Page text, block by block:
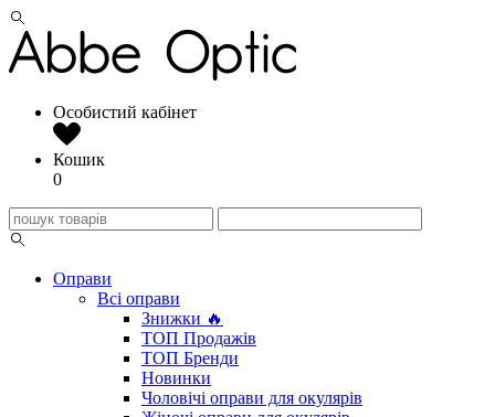
Особистий кабінет
Кошик
0
Оправи
Всі оправи
Знижки 🔥
ТОП Продажів
ТОП Бренди
Новинки
Чоловічі оправи для окулярів